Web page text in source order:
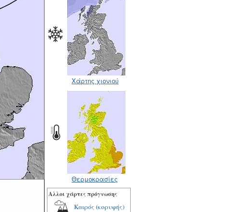
Χάρτης χιονιού
Θερμοκρασίες
Αλλοι χάρτες πρόγνωσης
Καιρός (κορυφής)